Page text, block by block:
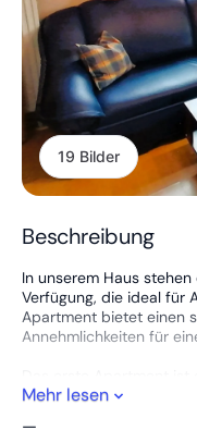
19 Bilder
Beschreibung
In unserem Haus
Verfügung, die ideal für
Apartment bietet einen
Annehmlichkeiten für
bis 3 Personen bietet.
Mehr lesen